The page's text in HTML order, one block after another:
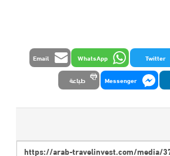
Twitter
WhatsApp
Email
Messenger طباعة